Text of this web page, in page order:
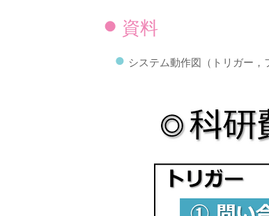
資料
システム動作図（トリガー，